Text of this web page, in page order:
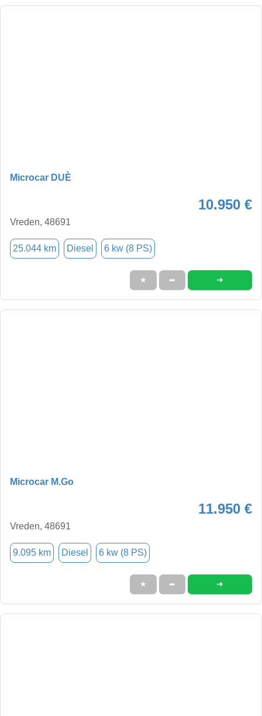
Microcar DUÈ
10.950 €
Vreden, 48691
25.044 km Diesel 6 kw (8 PS)
★ ➦ ➜
Microcar M.Go
11.950 €
Vreden, 48691
9.095 km Diesel 6 kw (8 PS)
★ ➦ ➜